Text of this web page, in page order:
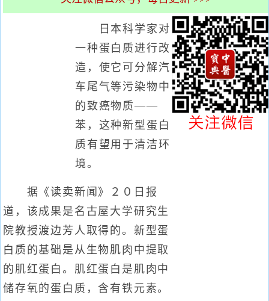
日本科学家对
一种蛋白质进行改
造，使它可分解汽
车尾气等污染物中
的致癌物质——
苯，这种新型蛋白
质有望用于清洁环
境。
据《读卖新闻》２０日报
道，该成果是名古屋大学研究生
院教授渡边芳人取得的。新型蛋
白质的基础是从生物肌肉中提取
的肌红蛋白。肌红蛋白是肌肉中
储存氧的蛋白质，含有铁元素。